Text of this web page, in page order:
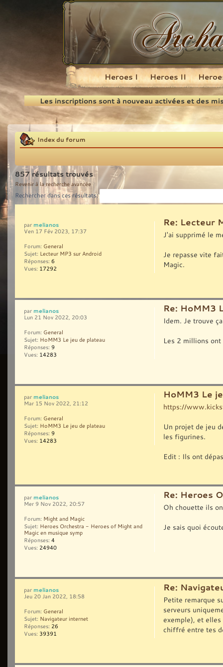
Recherche
Heroes I Heroes II
Les inscriptions sont à nouveau activées et des
Index du forum
857 résultats trouvés
Revenir à la recherche avancée
Rechercher dans ces résultats:
Re: Lecteur
J'ai supprimé le
Je repasse vite
Magic.
par melianos
Ven 17 Fév 2023, 17:37
Forum: General
Sujet: Lecteur MP3 sur Android
Réponses: 6
Vues: 17292
Re: HoMM3
Idem. Je trouve
Les 2 millions
par melianos
Lun 21 Nov 2022, 20:03
Forum: General
Sujet: HoMM3 Le jeu de plateau
Réponses: 9
Vues: 14283
HoMM3 Le
https://
Un projet de jeu
les figurines.
Edit : Ils ont
par melianos
Mar 15 Nov 2022, 21:12
Forum: General
Sujet: HoMM3 Le jeu de plateau
Réponses: 9
Vues: 14283
Re: Heroes
Oh chouette ils
Je sais quoi
par melianos
Mer 9 Nov 2022, 20:57
Forum: Might and Magic
Sujet: Heroes Orchestra - Heroes of Might and
Magic en musique symp
Réponses: 4
Vues: 24940
Re:
Petite remarque
serveurs
exemple), et
chiffré entre tes
par melianos
Jeu 20 Jan 2022, 18:58
Forum: General
Sujet: Navigateur internet
Réponses: 26
Vues: 39391